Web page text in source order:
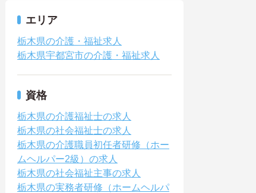
エリア
栃木県の介護・福祉求人
栃木県宇都宮市の介護・福祉求人
資格
栃木県の介護福祉士の求人
栃木県の社会福祉士の求人
栃木県の介護職員初任者研修（ホー
ムヘルパー2級）の求人
栃木県の社会福祉主事の求人
栃木県の実務者研修（ホームヘルパ